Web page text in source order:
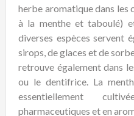
herbe aromatique dans les
à la menthe et taboulé)
diverses espèces servent
sirops, de glaces et de
retrouve également dans
ou le dentifrice. La
essentiellement
pharmaceutiques et en